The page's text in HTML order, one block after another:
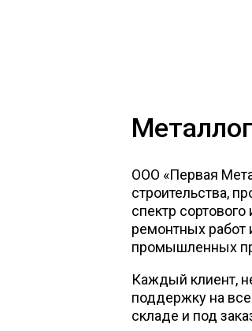
ООО «Первая
строительства,
спектр
ремонтных
промышленных
Каждый клиент,
поддержку на
складе и под